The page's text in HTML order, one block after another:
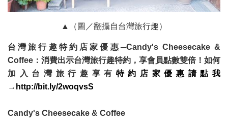
▲（圖／翻攝自台灣旅行趣）
台灣旅行趣特約店家優惠─Candy's Cheesecake &
Coffee ： 消費出示台灣旅行趣特約，享會員點數雙倍！ 如何
加入台灣旅行趣享有 特約店家優惠請點我
→ http://bit.ly/2woqvsS
Candy's Cheesecake & Coffee